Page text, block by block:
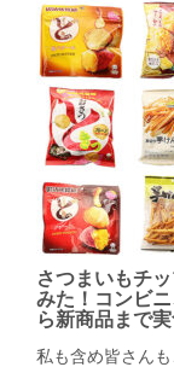
さつまいもチ
みた！コンビ
ら新商品まで
私も含め皆さん